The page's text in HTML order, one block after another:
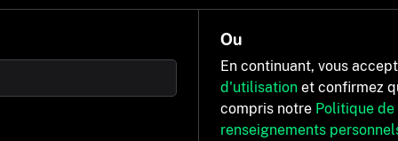
Ou
En continuant, vous
d'utilisation et confirmez
compris notre Politique
renseignements